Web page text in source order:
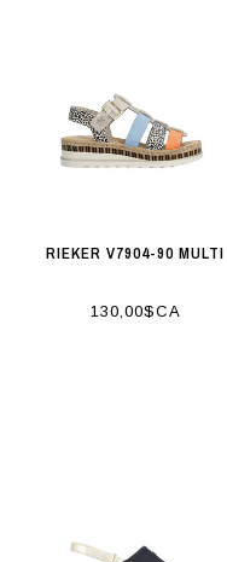
RIEKER V7904-90 MULTI
130,00$CA